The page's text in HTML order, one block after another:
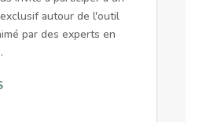
autour de l'outil
par des experts en